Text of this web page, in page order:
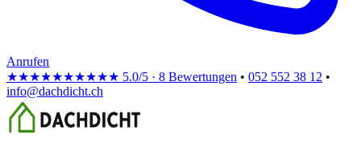
Anrufen
★★★★★★★★★★ 5.0/5 · 8 Bewertungen • 052 552 38 12 •
info@dachdicht.ch